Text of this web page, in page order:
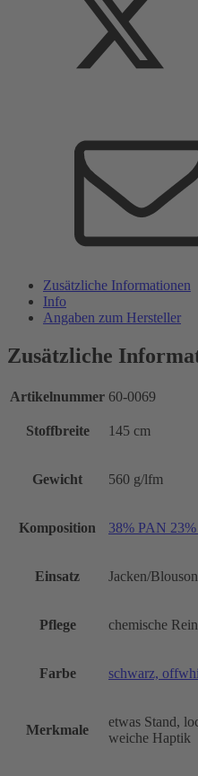
Zusätzliche Informationen
Info
Angaben zum Hersteller
Zusätzliche
Artikelnummer 60-0069
Stoffbreite 145 cm
Gewicht 560 g/lfm
Komposition 38% PAN
Einsatz Jacken/
Pflege chemische
Farbe schwarz,
Merkmale
etwas Stand,
weiche Haptik